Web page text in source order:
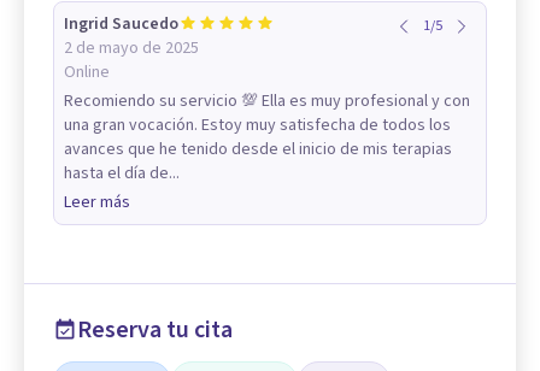
Ingrid Saucedo
2 de mayo de 2025
Online
1/5
Recomiendo su servicio 💯 Ella es muy profesional y con
una gran vocación. Estoy muy satisfecha de todos los
avances que he tenido desde el inicio de mis terapias
hasta el día de...
Leer más
Reserva tu cita